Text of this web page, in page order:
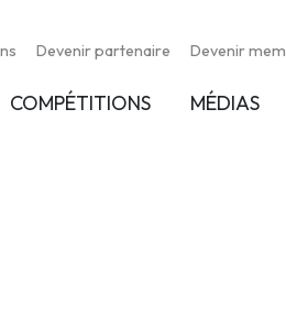
Devenir partenaire Devenir
COMPÉTITIONS MÉDIAS